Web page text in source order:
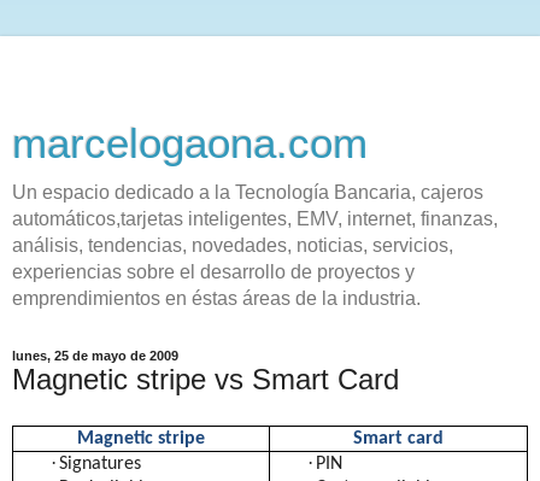
marcelogaona.com
Un espacio dedicado a la Tecnología Bancaria, cajeros
automáticos,tarjetas inteligentes, EMV, internet, finanzas,
análisis, tendencias, novedades, noticias, servicios,
experiencias sobre el desarrollo de proyectos y
emprendimientos en éstas áreas de la industria.
lunes, 25 de mayo de 2009
Magnetic stripe vs Smart Card
Magnetic stripe Smart card
·Signatures · PIN